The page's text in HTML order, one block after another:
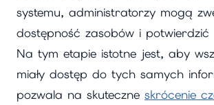
systemu, administratorzy mogą
dostępność zasobów i potwierdzić
Na tym etapie istotne jest, aby
miały dostęp do tych samych
pozwala na skuteczne skrócenie